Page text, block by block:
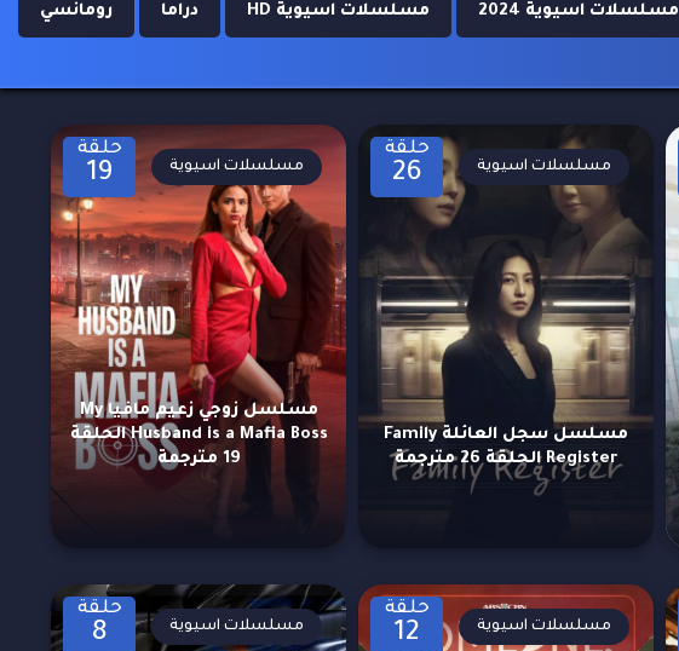
مسلسلات اسيوية 2024 مسلسلات اسيوية HD دراما رومانسي
حلقة
26
مسلسل سجل العائلة Family
Register الحلقة 26 مترجمة
مسلسلات اسيوية
حلقة
19
مسلسل زوجي زعيم مافيا My
Husband is a Mafia Boss الحلقة
19 مترجمة
مسلسلات اسيوية
حلقة
12 مسلسلات اسيوية
حلقة
8 مسلسلات اسيوية